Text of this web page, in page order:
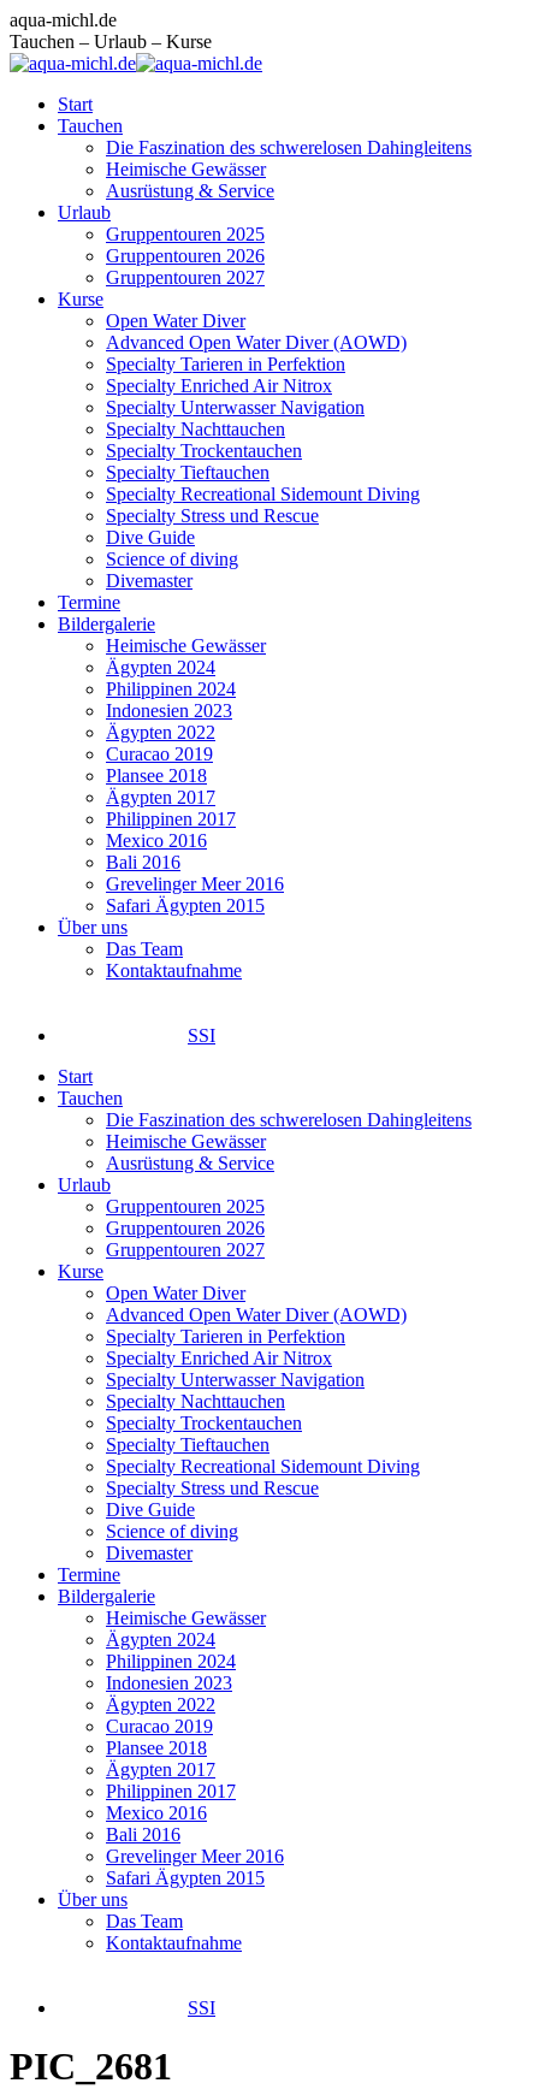
Zum
Inhalt
springen
Facebook
page
opens
new
window
Instagram
page
opens
new
window
E-
Mail
page
new
aqua-michl.de
Tauchen – Urlaub – Kurse
Start
Tauchen
Die Faszination des schwerelosen Dahingleitens
Heimische Gewässer
Ausrüstung & Service
Urlaub
Gruppentouren 2025
Gruppentouren 2026
Gruppentouren 2027
Kurse
Open Water Diver
Advanced Open Water Diver (AOWD)
Specialty Tarieren in Perfektion
Specialty Enriched Air Nitrox
Specialty Unterwasser Navigation
Specialty Nachttauchen
Specialty Trockentauchen
Specialty Tieftauchen
Specialty Recreational Sidemount Diving
Specialty Stress und Rescue
Dive Guide
Science of diving
Divemaster
Termine
Bildergalerie
Heimische Gewässer
Ägypten 2024
Philippinen 2024
Indonesien 2023
Ägypten 2022
Curacao 2019
Plansee 2018
Ägypten 2017
Philippinen 2017
Mexico 2016
Bali 2016
Grevelinger Meer 2016
Safari Ägypten 2015
Über uns
Das Team
Kontaktaufnahme
SSI
Start
Tauchen
Die Faszination des schwerelosen Dahingleitens
Heimische Gewässer
Ausrüstung & Service
Urlaub
Gruppentouren 2025
Gruppentouren 2026
Gruppentouren 2027
Kurse
Open Water Diver
Advanced Open Water Diver (AOWD)
Specialty Tarieren in Perfektion
Specialty Enriched Air Nitrox
Specialty Unterwasser Navigation
Specialty Nachttauchen
Specialty Trockentauchen
Specialty Tieftauchen
Specialty Recreational Sidemount Diving
Specialty Stress und Rescue
Dive Guide
Science of diving
Divemaster
Termine
Bildergalerie
Heimische Gewässer
Ägypten 2024
Philippinen 2024
Indonesien 2023
Ägypten 2022
Curacao 2019
Plansee 2018
Ägypten 2017
Philippinen 2017
Mexico 2016
Bali 2016
Grevelinger Meer 2016
Safari Ägypten 2015
Über uns
Das Team
Kontaktaufnahme
SSI
PIC_2681